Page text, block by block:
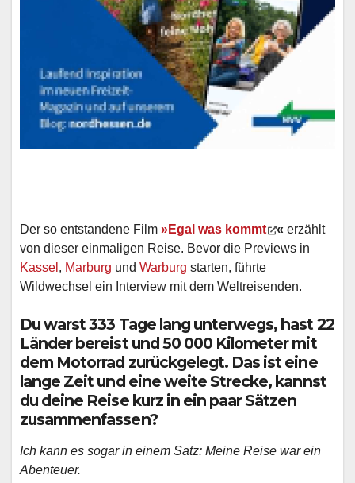
Der so entstandene Film »Egal was kommt « erzählt
von dieser einmaligen Reise. Bevor die Previews in
Kassel , Marburg und Warburg starten, führte
Wildwechsel ein Interview mit dem Weltreisenden.
Du warst 333 Tage lang unterwegs, hast 22
Länder bereist und 50 000 Kilometer mit
dem Motorrad zurückgelegt. Das ist eine
lange Zeit und eine weite Strecke, kannst
du deine Reise kurz in ein paar Sätzen
zusammenfassen?
Ich kann es sogar in einem Satz: Meine Reise war ein
Abenteuer.